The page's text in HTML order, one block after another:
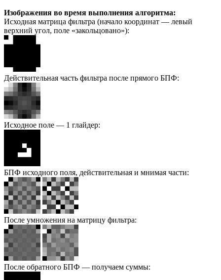
Изображения во время выполнения алгоритма:
Исходная матрица фильтра (начало координат — левый
верхний угол, поле «закольцовано»):
Действительная часть фильтра после прямого БПФ:
Исходное поле — 1 глайдер:
БПФ исходного поля, действительная и мнимая части:
После умножения на матрицу фильтра:
После обратного БПФ — получаем суммы: